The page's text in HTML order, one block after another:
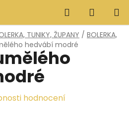
Hledat
KOŠÍK
TUNIKY, ŽUPANY / BOLERKA,
hedvábí modré
hodnocení